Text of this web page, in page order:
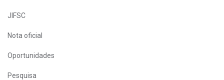
JIFSC
Nota oficial
Oportunidades
Pesquisa